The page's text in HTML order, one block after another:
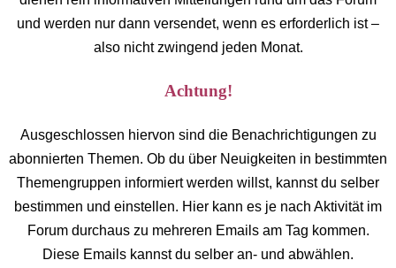
und werden nur dann versendet, wenn es erforderlich ist –
also nicht zwingend jeden Monat.
Achtung!
Ausgeschlossen hiervon sind die Benachrichtigungen zu
abonnierten Themen. Ob du über Neuigkeiten in bestimmten
Themengruppen informiert werden willst, kannst du selber
bestimmen und einstellen. Hier kann es je nach Aktivität im
Forum durchaus zu mehreren Emails am Tag kommen.
Diese Emails kannst du selber an- und abwählen.